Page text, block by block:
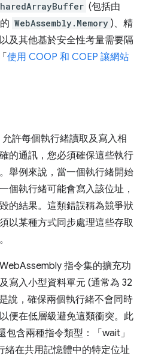
(包括由
WebAssembly.Memory )、精
及其他基於安全性考量需要隔
使用 COOP 和 COEP 讓網站
允許每個執行緒讀取及寫入相
的通訊，您必須確保這些執行
舉例來說，當一個執行緒開始
個執行緒可能會寫入該位址，
的結果。這類錯誤稱為競爭狀
以某種方式同步處理這些存取
指令集的擴充功
寫入小型資料單元 (通常為 32
說，確保兩個執行緒不會同時
便在低層級避免這類衝突。此
含兩種指令類型：「wait」
在共用記憶體中的特定位址